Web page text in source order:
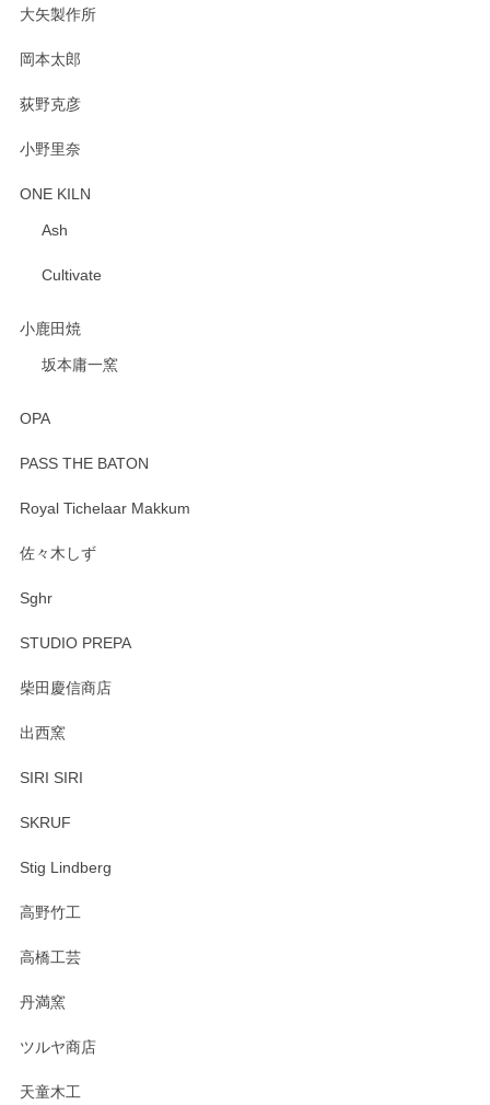
大矢製作所
岡本太郎
荻野克彦
小野里奈
ONE KILN
Ash
Cultivate
小鹿田焼
坂本庸一窯
OPA
PASS THE BATON
Royal Tichelaar Makkum
佐々木しず
Sghr
STUDIO PREPA
柴田慶信商店
出西窯
SIRI SIRI
SKRUF
Stig Lindberg
高野竹工
高橋工芸
丹満窯
ツルヤ商店
天童木工